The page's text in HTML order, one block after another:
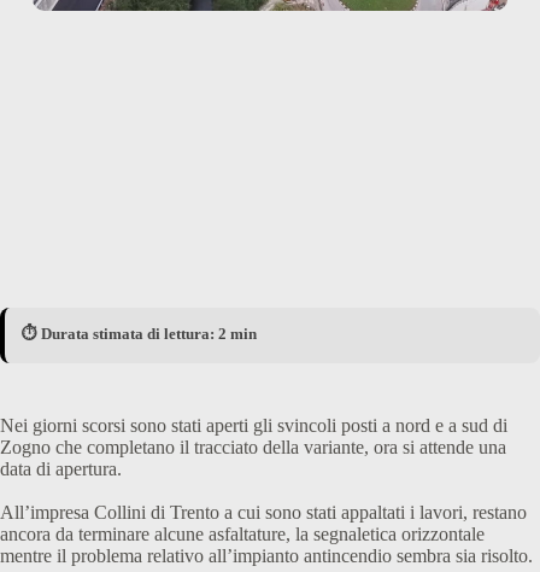
⏱️ Durata stimata di lettura: 2 min
Nei giorni scorsi sono stati aperti gli svincoli posti a nord e a sud di
Zogno che completano il tracciato della variante, ora si attende una
data di apertura.
All’impresa Collini di Trento a cui sono stati appaltati i lavori, restano
ancora da terminare alcune asfaltature, la segnaletica orizzontale
mentre il problema relativo all’impianto antincendio sembra sia risolto.